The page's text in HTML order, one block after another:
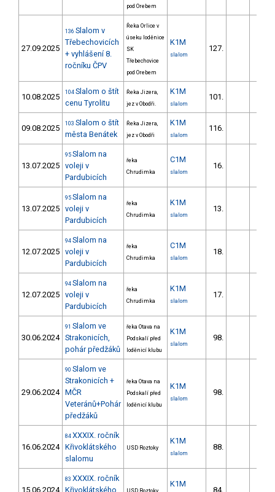
pod Orebem
27.09.2025
136 Slalom v
Třebechovicích
+ vyhlášení 8.
ročníku ČPV
Řeka Orlice v
úseku loděnice
SK
Třebechovice
pod Orebem
K1M
slalom
127.
10.08.2025 104 Slalom o štít
cenu Tyrolitu
Řeka Jizera,
jez v Obodři.
K1M
slalom
101.
09.08.2025 103 Slalom o štít
města Benátek
Řeka Jizera,
jez v Obodři
K1M
slalom
116.
13.07.2025
95 Slalom na
voleji v
Pardubicích
řeka
Chrudimka
C1M
slalom
16.
13.07.2025
95 Slalom na
voleji v
Pardubicích
řeka
Chrudimka
K1M
slalom
13.
12.07.2025
94 Slalom na
voleji v
Pardubicích
řeka
Chrudimka
C1M
slalom
18.
12.07.2025
94 Slalom na
voleji v
Pardubicích
řeka
Chrudimka
K1M
slalom
17.
30.06.2024
91 Slalom ve
Strakonicích,
pohár předžáků
řeka Otava na
Podskalí před
loděnicí klubu
K1M
slalom
98.
29.06.2024
90 Slalom ve
Strakonicích +
MČR
Veteránů+Pohár
předžáků
řeka Otava na
Podskalí před
loděnicí klubu
K1M
slalom
98.
16.06.2024
84 XXXIX. ročník
Křivoklátského
slalomu
USD Roztoky
K1M
slalom
88.
15.06.2024
83 XXXIX. ročník
Křivoklátského
K1M
84.